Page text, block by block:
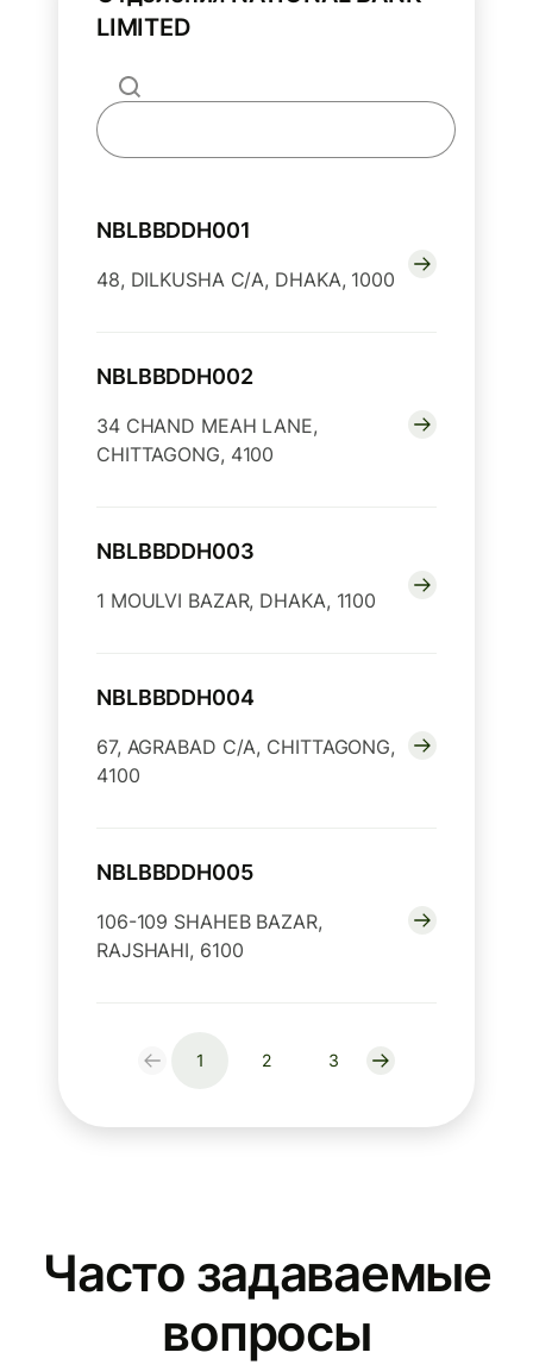
LIMITED
NBLBBDDH001
48, DILKUSHA C/A, DHAKA, 1000
NBLBBDDH002
34 CHAND MEAH LANE,
CHITTAGONG, 4100
NBLBBDDH003
1 MOULVI BAZAR, DHAKA, 1100
NBLBBDDH004
67, AGRABAD C/A, CHITTAGONG,
4100
NBLBBDDH005
106-109 SHAHEB BAZAR,
RAJSHAHI, 6100
1 2 3
Часто задаваемые
вопросы